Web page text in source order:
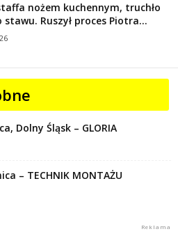
nożem kuchennym, truchło
stawu. Ruszył proces Piotra...
Dolny Śląsk – GLORIA
– TECHNIK MONTAŻU